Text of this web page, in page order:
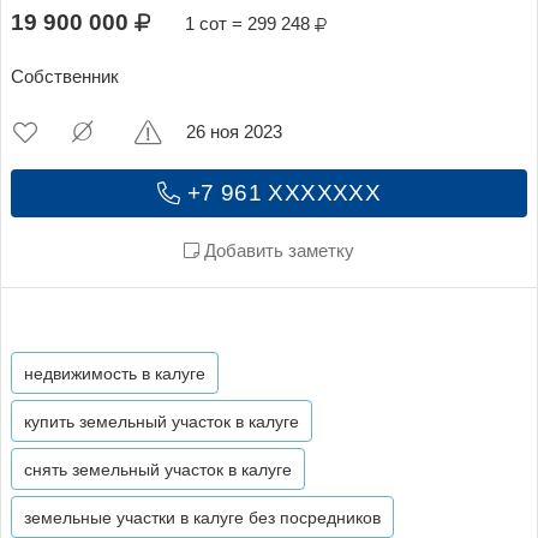
19 900 000 1 сот = 299 248
Собственник
+7 961 XXXXXXX
Добавить заметку
26 ноя 2023
недвижимость в калуге
купить земельный участок в калуге
снять земельный участок в калуге
земельные участки в калуге без посредников